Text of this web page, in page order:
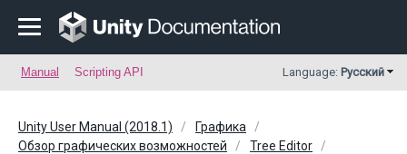
Manual Scripting API Language: Русский
Unity User Manual (2018.1)
Графика
Обзор графических возможностей
Tree Editor